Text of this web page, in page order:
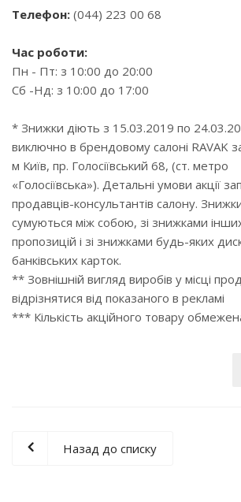
Телефон: (044) 223 00 68
Час роботи:
Пн - Пт: з 10:00 до 20:00
Сб -Нд: з 10:00 до 17:00
* Знижки діють з 15.03.2019 по
виключно в брендовому салоні RAVAK
м Київ, пр. Голосіївський 68, (ст. метро
«Голосіївська»). Детальні умови акції
продавців-консультантів салону.
сумуються між собою, зі знижками
пропозицій і зі знижками будь-яких
банківських карток.
** Зовнішній вигляд виробів у місці
відрізнятися від показаного в рекламі
*** Кількість акційного товару
Назад до списку